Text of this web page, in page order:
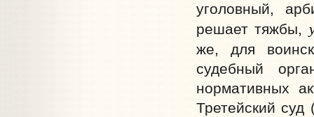
уголовный,
решает тяжбы,
же, для
судебный
нормативных
Третейский